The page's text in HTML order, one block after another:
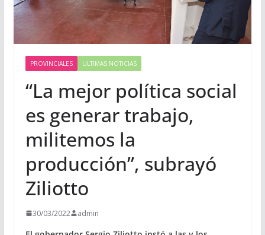
PROVINCIALES ULTIMAS NOTICIAS
“La mejor política social
es generar trabajo,
militemos la
producción”, subrayó
Ziliotto
30/03/2022 admin